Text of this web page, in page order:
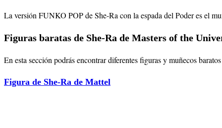
La versión FUNKO POP de She-Ra con la espada del Poder es el
Figuras baratas de She-Ra de Masters of the
En esta sección podrás encontrar diferentes figuras y muñecos
Figura de She-Ra de Mattel